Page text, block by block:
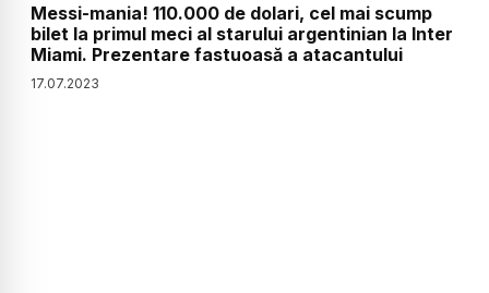
Messi-mania! 110.000 de dolari, cel mai scump
bilet la primul meci al starului argentinian la Inter
Miami. Prezentare fastuoasă a atacantului
17.07.2023